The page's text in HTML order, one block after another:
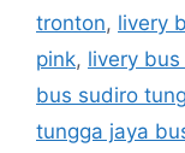
tronton, livery
pink, livery
bus sudiro
tungga jaya